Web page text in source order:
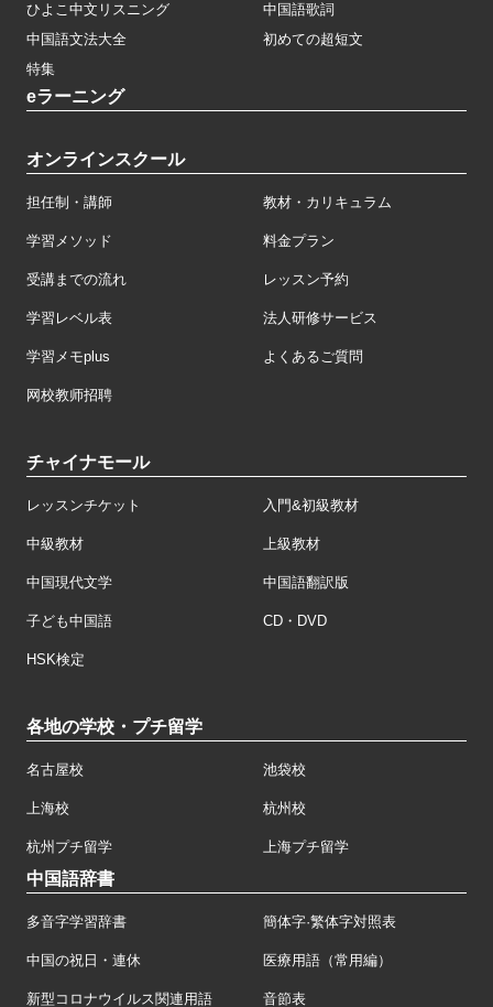
ひよこ中文リスニング
中国語歌詞
中国語文法大全
初めての超短文
特集
eラーニング
オンラインスクール
担任制・講師 教材・カリキュラム
学習メソッド 料金プラン
受講までの流れ レッスン予約
学習レベル表 法人研修サービス
学習メモplus よくあるご質問
网校教师招聘
チャイナモール
レッスンチケット 入門&初級教材
中級教材 上級教材
中国現代文学 中国語翻訳版
子ども中国語 CD・DVD
HSK検定
各地の学校・プチ留学
名古屋校 池袋校
上海校 杭州校
杭州プチ留学 上海プチ留学
中国語辞書
多音字学習辞書 簡体字·繁体字対照表
中国の祝日・連休 医療用語（常用編）
新型コロナウイルス関連用語 音節表